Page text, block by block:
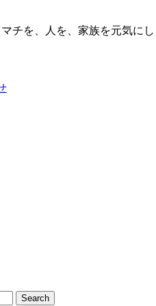
チを、人を、家族を元気に